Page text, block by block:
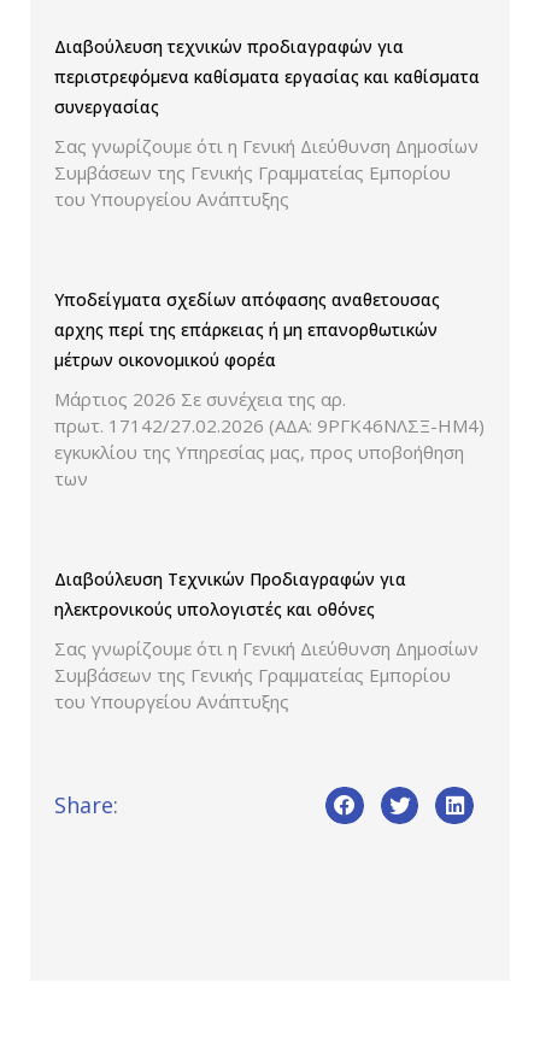
Διαβούλευση τεχνικών προδιαγραφών για
περιστρεφόμενα καθίσματα εργασίας και καθίσματα
συνεργασίας
Σας γνωρίζουμε ότι η Γενική Διεύθυνση Δημοσίων
Συμβάσεων της Γενικής Γραμματείας Εμπορίου
του Υπουργείου Ανάπτυξης
Υποδείγματα σχεδίων απόφασης αναθετουσας
αρχης περί της επάρκειας ή μη επανορθωτικών
μέτρων οικονομικού φορέα
Μάρτιος 2026 Σε συνέχεια της αρ.
πρωτ. 17142/27.02.2026 (ΑΔΑ: 9ΡΓΚ46ΝΛΣΞ-ΗΜ4)
εγκυκλίου της Υπηρεσίας μας, προς υποβοήθηση
των
Διαβούλευση Τεχνικών Προδιαγραφών για
ηλεκτρονικούς υπολογιστές και οθόνες
Σας γνωρίζουμε ότι η Γενική Διεύθυνση Δημοσίων
Συμβάσεων της Γενικής Γραμματείας Εμπορίου
του Υπουργείου Ανάπτυξης
Share: